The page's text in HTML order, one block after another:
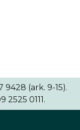
(ark. 9-15).
0111.